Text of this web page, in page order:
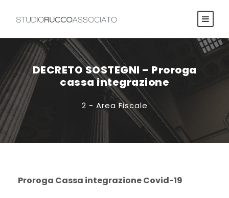
DECRETO SOSTEGNI – Proroga
cassa integrazione
2 - Area Fiscale
Proroga Cassa integrazione Covid-19